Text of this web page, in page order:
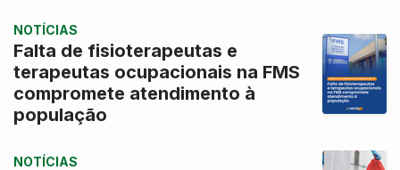
NOTÍCIAS
Falta de fisioterapeutas e
terapeutas ocupacionais na FMS
compromete atendimento à
população
NOTÍCIAS